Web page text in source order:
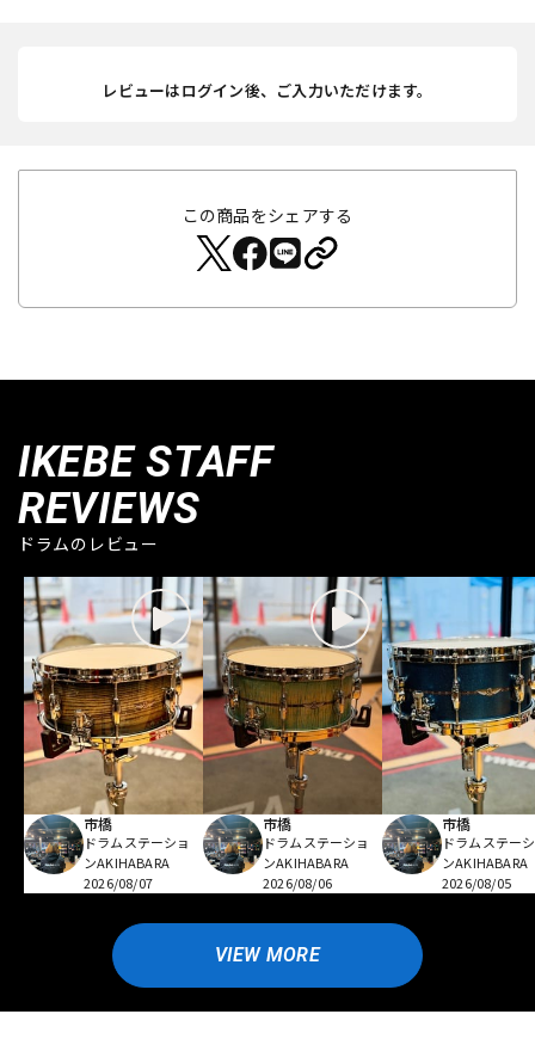
レビューはログイン後、ご入力いただけます。
この商品をシェアする
IKEBE STAFF
REVIEWS
ドラムのレビュー
市橋
ドラムステーショ
ンAKIHABARA
2026/08/07
市橋
ドラムステーショ
ンAKIHABARA
2026/08/06
市橋
ドラムステー
ンAKIHABARA
2026/08/05
VIEW MORE